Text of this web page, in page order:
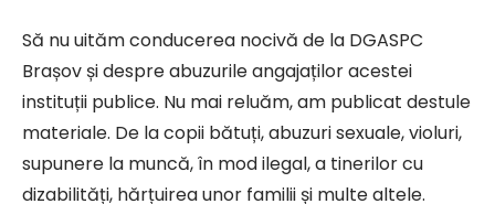
Să nu uităm conducerea nocivă de la DGASPC
Brașov și despre abuzurile angajaților acestei
instituții publice. Nu mai reluăm, am publicat destule
materiale. De la copii bătuți, abuzuri sexuale, violuri,
supunere la muncă, în mod ilegal, a tinerilor cu
dizabilități, hărțuirea unor familii și multe altele.